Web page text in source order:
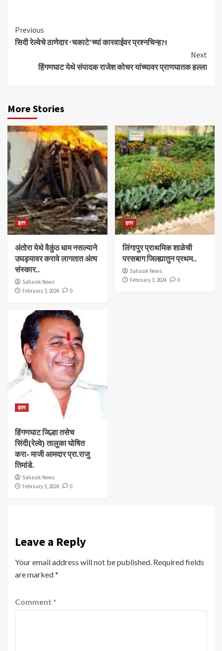
Continue
Reading
Previous
सिदी रेल्वेचे ठाणेदार ‘चकाटे’च्यां कारवाईवर प्रश्नचिन्ह?!
Next
हिंगणघाट येथे संपादक राजेश कोचर यांच्यावर प्राणघातक हल्ला
More Stories
इतर
अंतोरा येथे वैकुंठ धाम नसल्याने
उघड्यावर करावे लागतात अंत्य
संस्कार..
Sahasik News
February 3, 2024
0
इतर
लिंगापुर प्राथमिक शाळेची
परसबाग जिल्ह्यातुन प्रथम..
Sahasik News
February 3, 2024
0
इतर
हिंगणघाट जिल्हा तसेच
सिंदी(रेल्वे) तालुका घोषित
करा- माजी आमदार प्रा.राजु
तिमांडे.
Sahasik News
February 3, 2024
0
Leave a Reply
Your email address will not be published. Required fields
are marked*
Comment *